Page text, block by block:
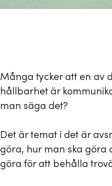
Många tycker att en av
hållbarhet är
man säga det?
Det är temat i det är
göra, hur man ska göra
göra för att behålla